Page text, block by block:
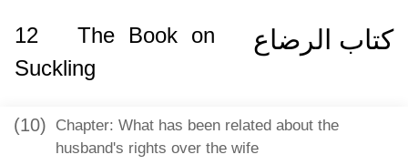
كتاب الرضاع 12
The Book on
Suckling
(10) Chapter: What has been related about the
husband's rights over the wife